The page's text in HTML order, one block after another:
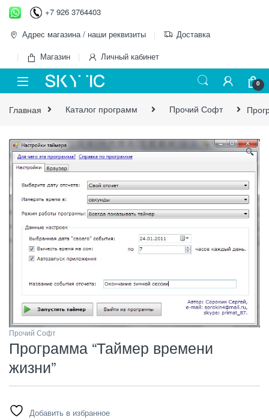
Перейти к навигации
перейти к содержанию
+7 926 3764403
Адрес магазина / наши реквизиты
Доставка
Магазин
Личный кабинет
0
Главная Каталог программ Прочий Софт
🔍
Прочий Софт
Программа “Таймер времени
жизни”
Добавить в избранное